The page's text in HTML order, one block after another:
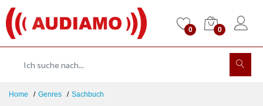
0 0
Home Genres Sachbuch